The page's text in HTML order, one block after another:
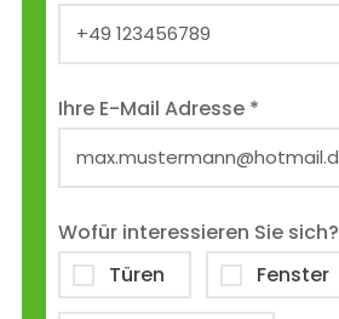
Ihre E-Mail Adresse *
Wofür interessieren Sie sich?
Türen
Fenster